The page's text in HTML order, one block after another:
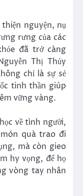
nguyện, nụ
rưng của các
đã trở càng
Thị Thủy
chỉ là sự sẻ
tinh thần giúp
vững vàng.
về tình người,
quà trao đi
mà còn gieo
hy vọng, để họ
vòng tay nhân